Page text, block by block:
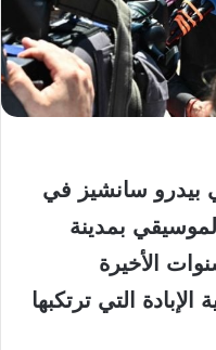
بيدرو سانشيز في
بمدينة
الأخيرة
التي ترتكبها